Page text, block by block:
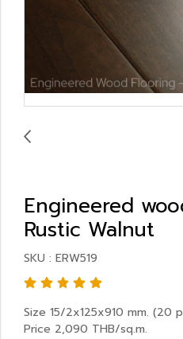
Engineered
Rustic Walnut
SKU : ERW519
Size 15/2x125x910 mm. (20
Price 2,090 THB/sq.m.